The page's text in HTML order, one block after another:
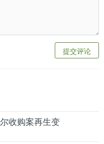
提交评论
收购案再生变